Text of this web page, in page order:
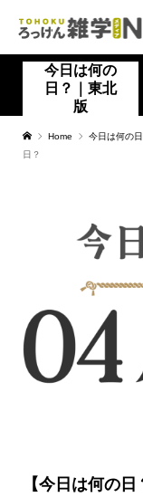
今日は何の
日？｜東北
版
Home 今日は何の
日？
【今日は何の